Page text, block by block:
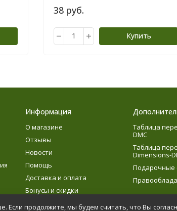
38 руб.
Купить
Информация
О магазине
Отзывы
Новости
Помощь
Доставка и оплата
Бонусы и скидки
Таблица
DMC
Таблица
Dimensions-
Подарочные
Если продолжите, мы будем считать, что Вы